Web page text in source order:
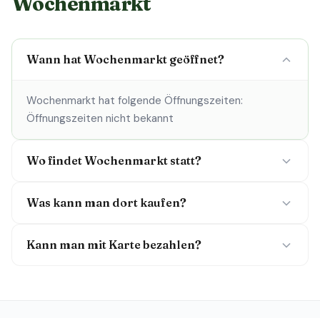
Wann hat Wochenmarkt geöffnet?
Wochenmarkt hat folgende Öffnungszeiten:
Öffnungszeiten nicht bekannt
Wo findet Wochenmarkt statt?
Was kann man dort kaufen?
Kann man mit Karte bezahlen?